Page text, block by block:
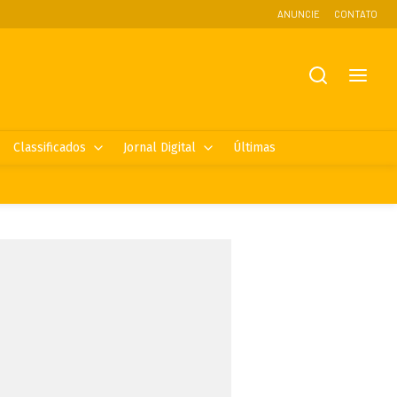
ANUNCIE CONTATO
Classificados Jornal Digital Últimas